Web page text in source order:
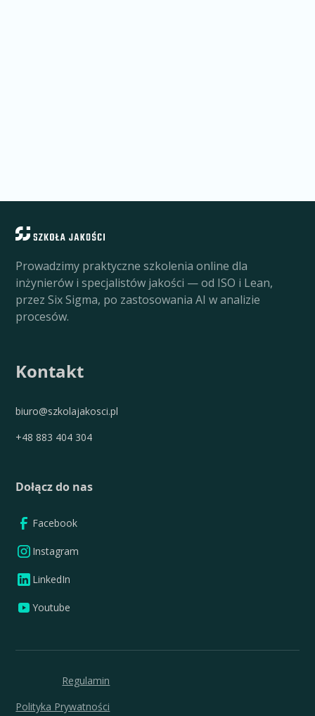
Prowadzimy praktyczne szkolenia online dla
inżynierów i specjalistów jakości — od ISO i Lean,
przez Six Sigma, po zastosowania AI w analizie
procesów.
Kontakt
biuro@szkolajakosci.pl
+48 883 404 304
Dołącz do nas
Facebook
Instagram
LinkedIn
Youtube
Regulamin
Polityka Prywatności